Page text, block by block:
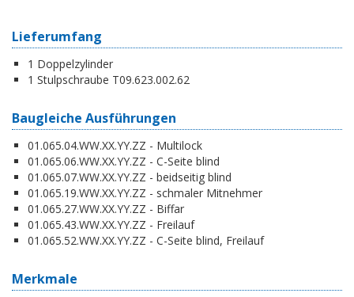
Lieferumfang
1 Doppelzylinder
1 Stulpschraube T09.623.002.62
Baugleiche Ausführungen
01.065.04.WW.XX.YY.ZZ - Multilock
01.065.06.WW.XX.YY.ZZ - C-Seite blind
01.065.07.WW.XX.YY.ZZ - beidseitig blind
01.065.19.WW.XX.YY.ZZ - schmaler Mitnehmer
01.065.27.WW.XX.YY.ZZ - Biffar
01.065.43.WW.XX.YY.ZZ - Freilauf
01.065.52.WW.XX.YY.ZZ - C-Seite blind, Freilauf
Merkmale